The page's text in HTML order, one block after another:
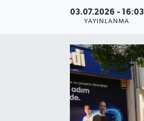
03.07.2026 - 16:03
YAYINLANMA